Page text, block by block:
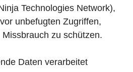
Technologies Network),
unbefugten Zugriffen,
zu schützen.
Daten verarbeitet